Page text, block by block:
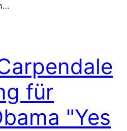
für
"Yes